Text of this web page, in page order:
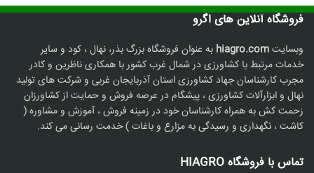
فروشگاه آنلاین های اگرو
وبسایتhiagro.com به عنوان فروشگاه بزرگ بذر، نهال ، کود و سایر
خدمات مرتبط با کشاورزی در شمال غرب کشور با همکاری ناظرین و کادر
مجرب کارشناسان جهاد کشاورزی استان آذربایجان غربی و شرکت های تولید
نهال و ابزارآلات کشاورزی ، پیشگام در عرصه فروش و حمایت از کشاورزان
زحمت کش به همراه کارشناسان خود در زمینه فروش ، آموزش و مشاوره (
کاشت ، نگهداری و رسیدگی به مزارع و باغات ) خدمت رسانی می کند.
تماس با فروشگاه HIAGRO